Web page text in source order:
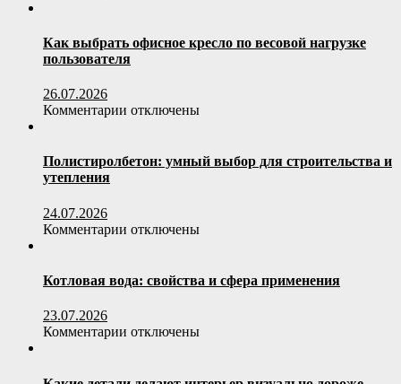
печи
Prometall:
отопительному
Как выбрать офисное кресло по весовой нагрузке
пользователя
26.07.2026
Комментарии к
выбрать
офисное
нагрузке
отключены
Полистиролбетон: умный выбор для строительства и
утепления
24.07.2026
Комментарии к
умный
выбор
и
отключены
Котловая вода: свойства и сфера применения
23.07.2026
Комментарии к
вода:
отключены